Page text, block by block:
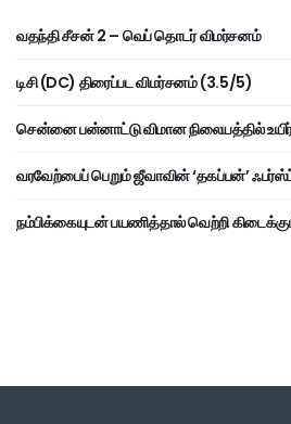
வதந்தி சீசன் 2 – வெப் தொடர் விமர்சனம்
டிசி (DC) திரைப்பட விமர்சனம் (3.5/5)
சென்னை பன்னாட்டு விமான நிலையத்தில்
வரவேற்பைப் பெறும் ஜீவாவின் ‘தகப்பன்’
நம்பிக்கையுடன் பயணித்தால் வெற்றி